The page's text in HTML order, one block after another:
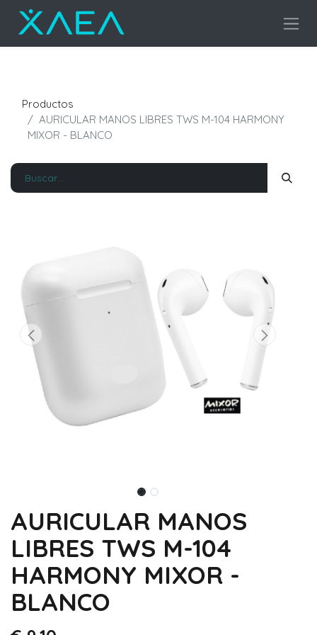
Productos
AURICULAR MANOS LIBRES TWS M-104 HARMONY
MIXOR - BLANCO
AURICULAR MANOS
LIBRES TWS M-104
HARMONY MIXOR -
BLANCO